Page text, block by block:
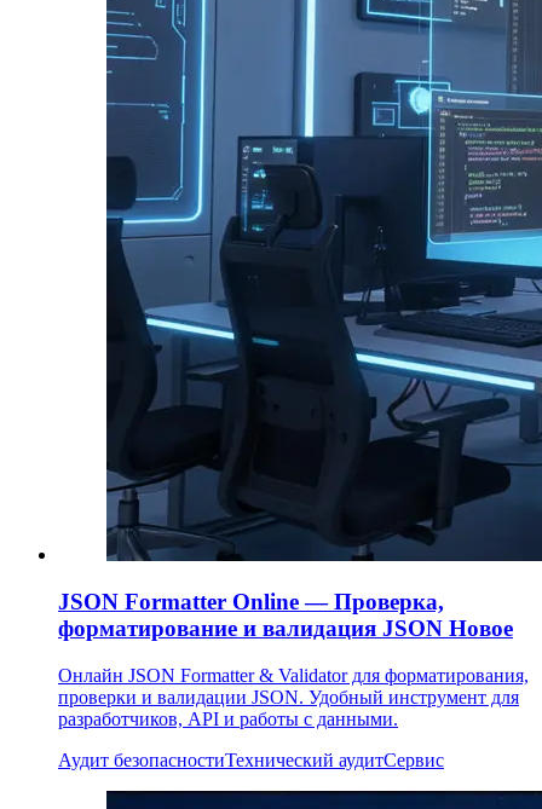
JSON Formatter Online — Проверка,
форматирование и валидация JSON Новое
Онлайн JSON Formatter & Validator для форматирования,
проверки и валидации JSON. Удобный инструмент для
разработчиков, API и работы с данными.
Аудит безопасностиТехнический аудитСервис